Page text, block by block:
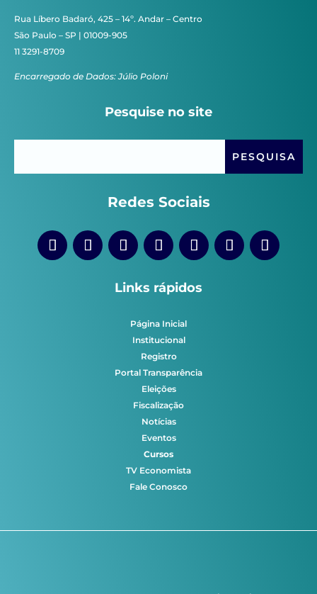
Rua Líbero Badaró, 425 – 14º. Andar – Centro
São Paulo – SP | 01009-905
11 3291-8709
Encarregado de Dados: Júlio Poloni
Pesquise no site
Redes Sociais
Links rápidos
Página Inicial
Institucional
Registro
Portal Transparência
Eleições
Fiscalização
Notícias
Eventos
Cursos
TV Economista
Fale Conosco